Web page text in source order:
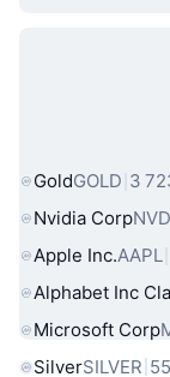
Actifs du
GoldGOLD 3
Nvidia Corp
Apple Inc.AAPL
Alphabet Inc
Microsoft Corp
SilverSILVER